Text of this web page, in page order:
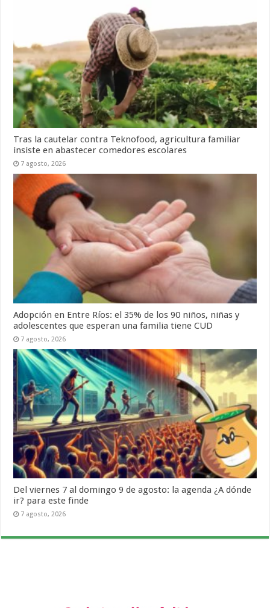
Tras la cautelar contra Teknofood, agricultura familiar
insiste en abastecer comedores escolares
7 agosto, 2026
Adopción en Entre Ríos: el 35% de los 90 niños, niñas y
adolescentes que esperan una familia tiene CUD
7 agosto, 2026
Del viernes 7 al domingo 9 de agosto: la agenda ¿A dónde
ir? para este finde
7 agosto, 2026